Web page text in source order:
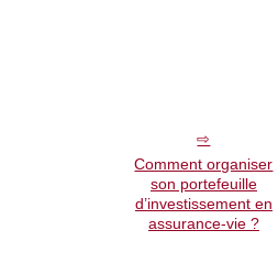
Comment organiser
son portefeuille
d’investissement en
assurance-vie ?